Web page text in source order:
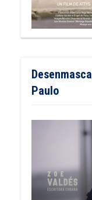
Paulo